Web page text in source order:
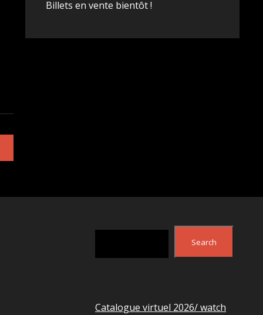
Billets en vente bientôt !
Search
Search
Catalogue virtuel 2026/ watch